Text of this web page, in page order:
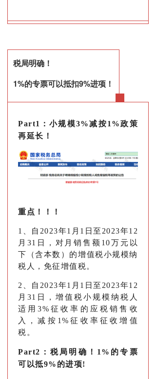
税局明确！
1%的专票可以抵扣9%进项！
Part1：小规模3%减按1%政策
再延长！
重点！！！
1、自2023年1月1日至2023年12
月31日，对月销售额10万元以
下（含本数）的增值税小规模纳
税人，免征增值税。
2、自2023年1月1日至2023年12
月31日，增值税小规模纳税人
适用3%征收率的应税销售收
入，减按1%征收率征收增值
税。
Part2：税局明确！ 1%的专票
可以抵9%的进项!